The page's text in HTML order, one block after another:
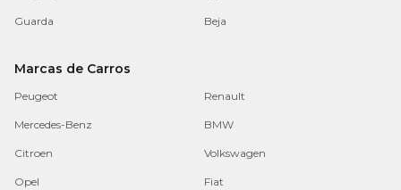
Guarda Beja
Marcas de Carros
Peugeot Renault
Mercedes-Benz BMW
Citroen Volkswagen
Opel Fiat